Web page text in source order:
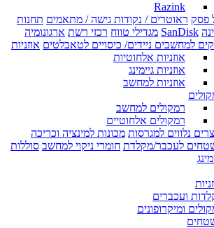
Razink
פסק ראוטרים / נקודות גישה / מתאמים תחנות
SanDisk מגדילי טווח רכזי רשת ארגונומיה
למחשבים ניידים/ כיסויים לטאבלטים אוזניות
אוזניות אלחוטיות
אוזניות גיימינג
אוזניות למחשב
רמקולים למחשב
רמקולים אלחוטיים
נלווים למגרסות מכונות למינציה וכריכה
לעכבר/מקלדת חומרי ניקוי למחשב סוללות
ועכברים
ומיקרופונים